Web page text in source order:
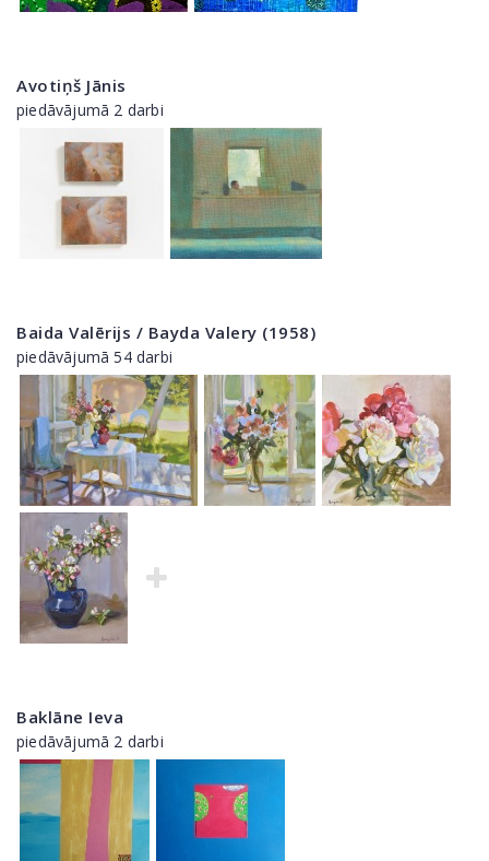
Avotiņš Jānis
piedāvājumā 2 darbi
Baida Valērijs / Bayda Valery (1958)
piedāvājumā 54 darbi
Baklāne Ieva
piedāvājumā 2 darbi